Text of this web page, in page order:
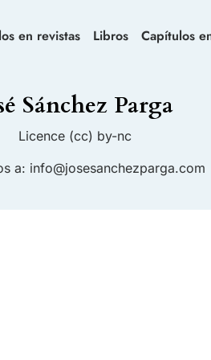
en revistas Libros Capítulos
Sánchez Parga
Licence (cc) by-nc
a: info@josesanchezparga.com